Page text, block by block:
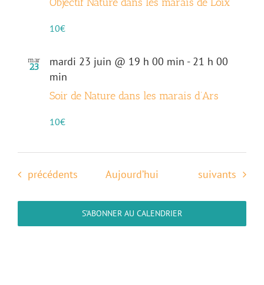
10€
mar
23 mardi 23 juin @ 19 h 00 min - 21 h 00
min
Soir de Nature dans les marais d’Ars
10€
Évènements
précédents Aujourd’hui Évènements
suivants
S’ABONNER AU CALENDRIER